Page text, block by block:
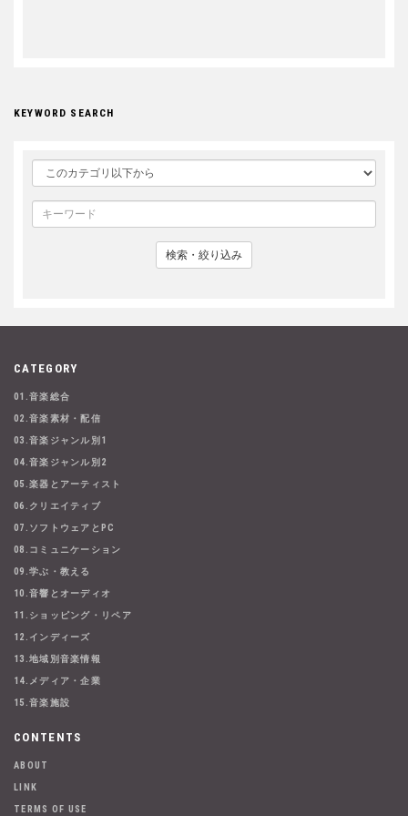
KEYWORD SEARCH
検索・絞り込み
CATEGORY
01.音楽総合
02.音楽素材・配信
03.音楽ジャンル別1
04.音楽ジャンル別2
05.楽器とアーティスト
06.クリエイティブ
07.ソフトウェアとPC
08.コミュニケーション
09.学ぶ・教える
10.音響とオーディオ
11.ショッピング・リペア
12.インディーズ
13.地域別音楽情報
14.メディア・企業
15.音楽施設
CONTENTS
ABOUT
LINK
TERMS OF USE